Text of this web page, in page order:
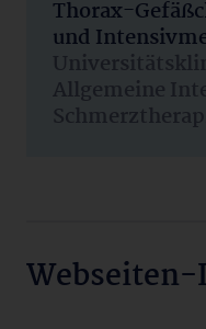
Thorax-
und
Allgemeine